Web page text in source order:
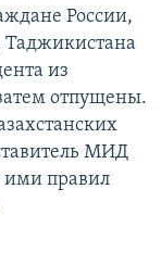
России,
из
отпущены.
МИД
правил